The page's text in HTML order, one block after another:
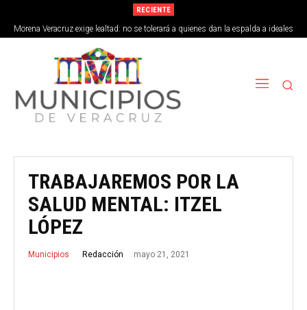
RECIENTE
Morena Veracruz exige lealtad: no se tolerará a quienes dan la espalda a ideales
de la 4T
TRABAJAREMOS POR LA
SALUD MENTAL: ITZEL
LÓPEZ
Municipios Redacción mayo 21, 2021